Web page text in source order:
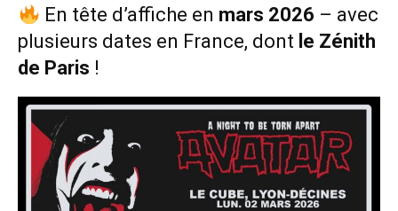
En tête d’affiche en mars 2026 – avec
plusieurs dates en France, dont le Zénith
de Paris !